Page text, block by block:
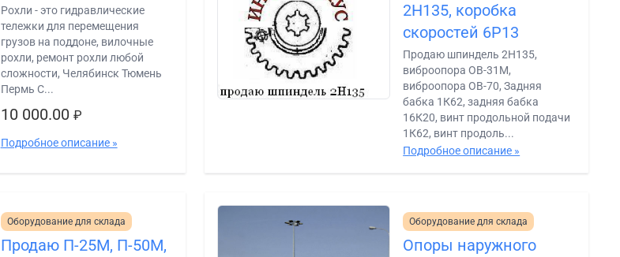
Рохли - это гидравлические
тележки для перемещения
грузов на поддоне, вилочные
рохли, ремонт рохли любой
сложности, Челябинск Тюмень
Пермь С...
10 000.00 ₽
Подробное описание »
2Н135, коробка
скоростей 6Р13
Продаю шпиндель 2Н135,
виброопора ОВ-31М,
виброопора ОВ-70, Задняя
бабка 1К62, задняя бабка
16К20, винт продольной подачи
1К62, винт продоль...
Подробное описание »
Оборудование для склада
Продаю П-25М, П-50М,
Оборудование для склада
Опоры наружного